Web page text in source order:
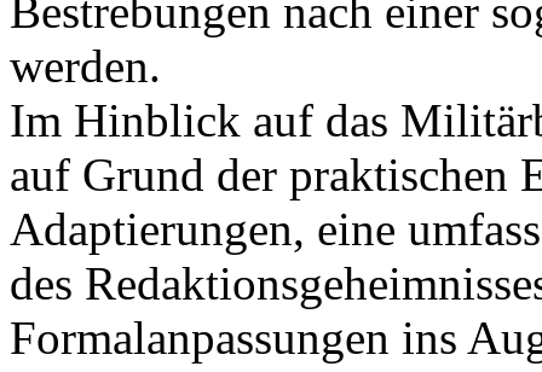
Bestrebungen nach einer
werden.
Im Hinblick auf das
auf Grund der praktischen
Adaptierungen, eine
des
Formalanpassungen ins